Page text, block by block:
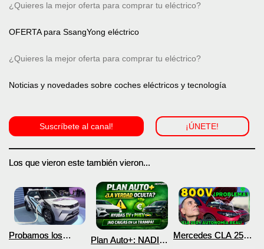
¿Quieres la mejor oferta para comprar tu eléctrico?
OFERTA para SsangYong eléctrico
¿Quieres la mejor oferta para comprar tu eléctrico?
Noticias y novedades sobre coches eléctricos y tecnología
Suscríbete al canal! ¡ÚNETE!
Los que vieron este también vieron...
Probamos los
Plan Auto+: NADIE
Mercedes CLA 250+